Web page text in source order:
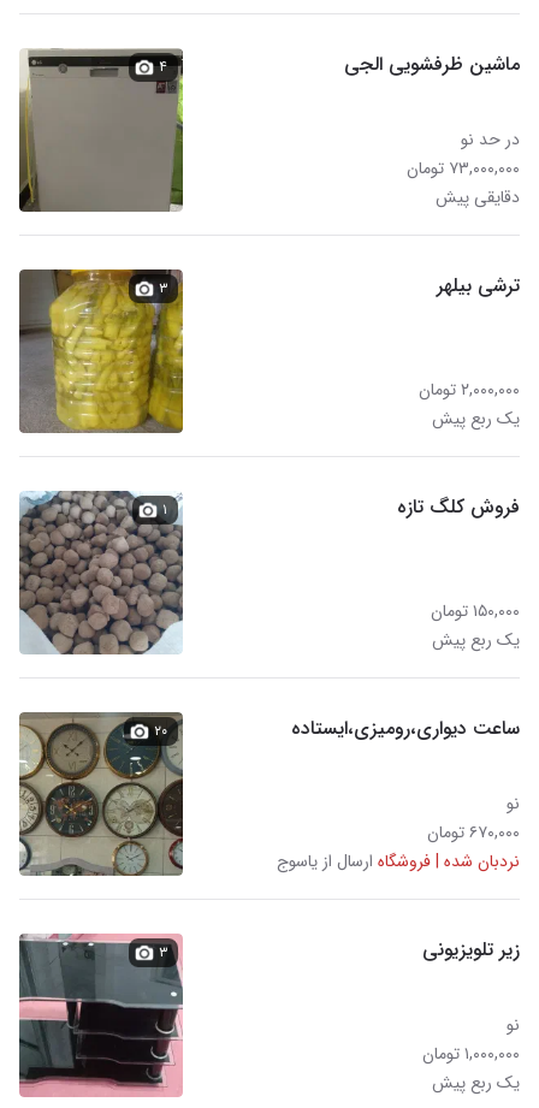
ماشین ظرفشویی الجی
در حد نو
۷۳,۰۰۰,۰۰۰ تومان
دقایقی پیش
۴
ترشی بیلهر
۲,۰۰۰,۰۰۰ تومان
یک ربع پیش
۳
فروش کلگ تازه
۱۵۰,۰۰۰ تومان
یک ربع پیش
۱
ساعت دیواری،رومیزی،ایستاده
نو
۶۷۰,۰۰۰ تومان
نردبان شده | فروشگاه ارسال از یاسوج
۲۰
زیر تلویزیونی
نو
۱,۰۰۰,۰۰۰ تومان
یک ربع پیش
۳